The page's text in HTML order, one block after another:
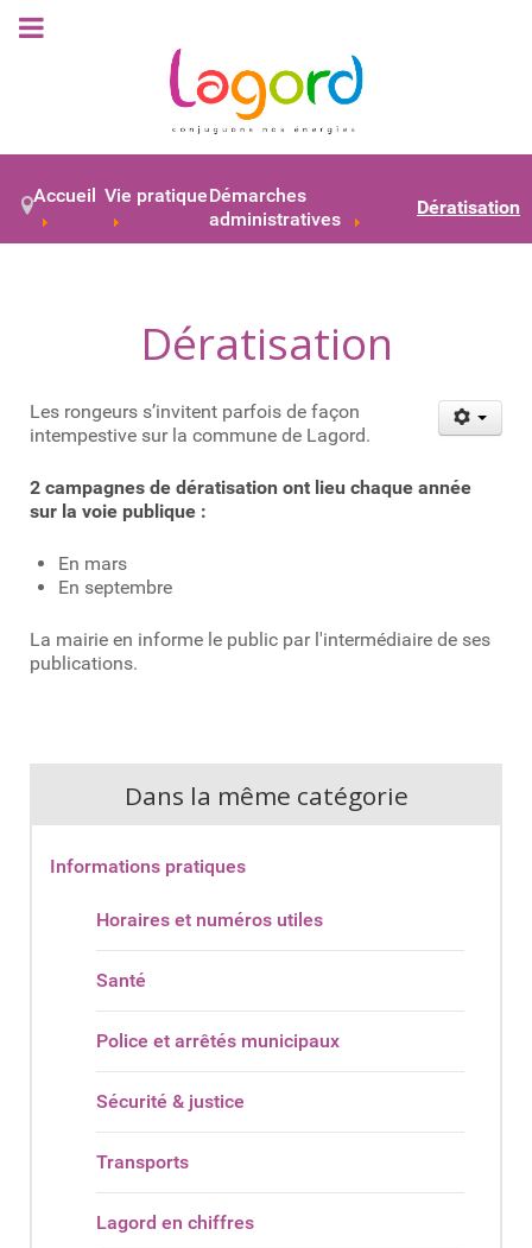
Accueil Vie pratiqueDémarches
administratives
Dératisation
Dératisation
Les rongeurs s’invitent parfois de façon
intempestive sur la commune de Lagord.
2 campagnes de dératisation ont lieu chaque année
sur la voie publique :
En mars
En septembre
La mairie en informe le public par l'intermédiaire de ses
publications.
Dans la même catégorie
Informations pratiques
Horaires et numéros utiles
Santé
Police et arrêtés municipaux
Sécurité & justice
Transports
Lagord en chiffres